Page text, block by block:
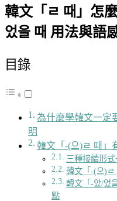
韓文「ㄹ 때」怎
었을 때 用法與語
目錄
為什麼學韓文一定
明
韓文「-(으)ㄹ 때」
三種接續形
韓文「-(으)
韓文「-았/었
點